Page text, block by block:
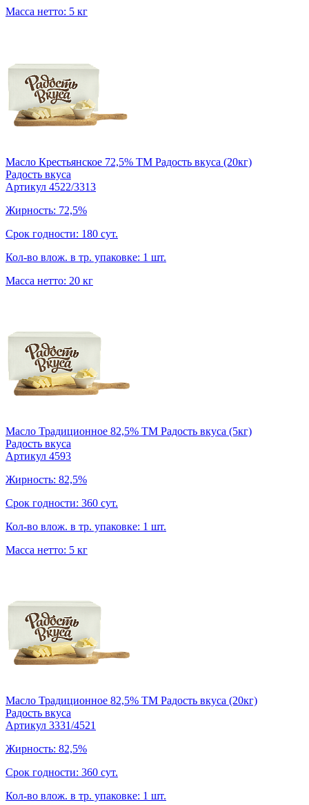
Масса нетто: 5 кг
Масло Крестьянское 72,5% TM Радость вкуса (20кг)
Радость вкуса
Артикул 4522/3313
Жирность: 72,5%
Срок годности: 180 сут.
Кол-во влож. в тр. упаковке: 1 шт.
Масса нетто: 20 кг
Масло Традиционное 82,5% TM Радость вкуса (5кг)
Радость вкуса
Артикул 4593
Жирность: 82,5%
Срок годности: 360 сут.
Кол-во влож. в тр. упаковке: 1 шт.
Масса нетто: 5 кг
Масло Традиционное 82,5% TM Радость вкуса (20кг)
Радость вкуса
Артикул 3331/4521
Жирность: 82,5%
Срок годности: 360 сут.
Кол-во влож. в тр. упаковке: 1 шт.